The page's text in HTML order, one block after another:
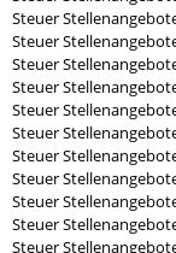
Steuer
Steuer
Steuer
Steuer
Steuer
Steuer
Steuer
Steuer
Steuer
Steuer
Steuer